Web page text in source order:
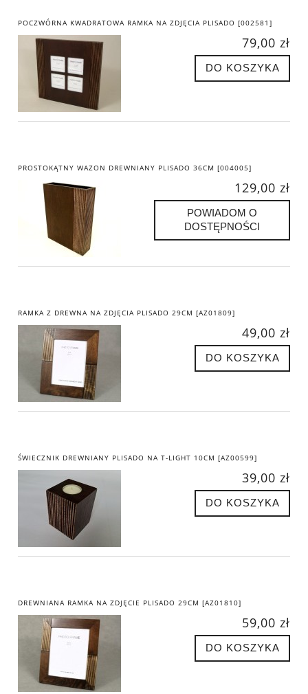
POCZWÓRNA KWADRATOWA RAMKA NA ZDJĘCIA PLISADO [002581]
79,00 zł
DO KOSZYKA
PROSTOKĄTNY WAZON DREWNIANY PLISADO 36CM [004005]
129,00 zł
POWIADOM O
DOSTĘPNOŚCI
RAMKA Z DREWNA NA ZDJĘCIA PLISADO 29CM [AZ01809]
49,00 zł
DO KOSZYKA
ŚWIECZNIK DREWNIANY PLISADO NA T-LIGHT 10CM [AZ00599]
39,00 zł
DO KOSZYKA
DREWNIANA RAMKA NA ZDJĘCIE PLISADO 29CM [AZ01810]
59,00 zł
DO KOSZYKA